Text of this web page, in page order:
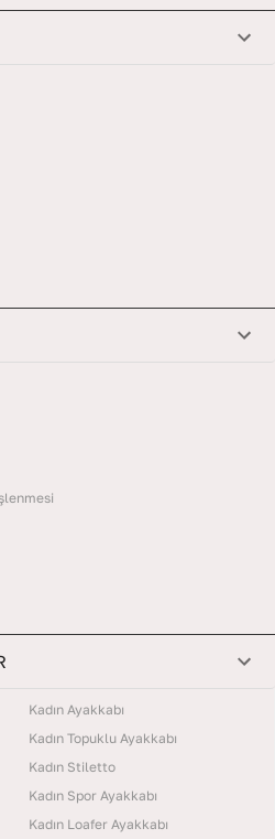
Kadın Ayakkabı
Kadın Topuklu Ayakkabı
Kadın Stiletto
Kadın Spor Ayakkabı
Kadın Loafer Ayakkabı